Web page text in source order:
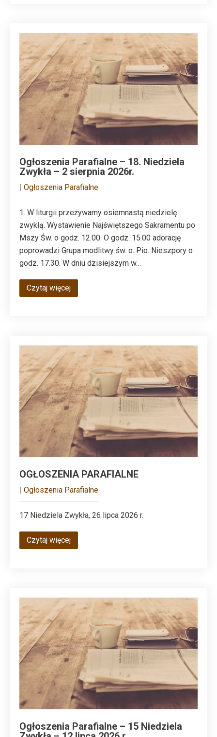
Ogłoszenia Parafialne – 18. Niedziela
Zwykła – 2 sierpnia 2026r.
Ogłoszenia Parafialne
1. W liturgii przeżywamy osiemnastą niedzielę
zwykłą. Wystawienie Najświętszego Sakramentu po
Mszy Św. o godz. 12.00. O godz. 15.00 adorację
poprowadzi Grupa modlitwy św. o. Pio. Nieszpory o
godz. 17.30. W dniu dzisiejszym w…
Czytaj więcej
OGŁOSZENIA PARAFIALNE
Ogłoszenia Parafialne
17 Niedziela Zwykła, 26 lipca 2026 r.
Czytaj więcej
Ogłoszenia Parafialne – 15 Niedziela